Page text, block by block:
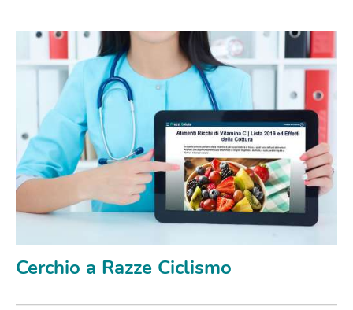
Cerchio a Razze Ciclismo